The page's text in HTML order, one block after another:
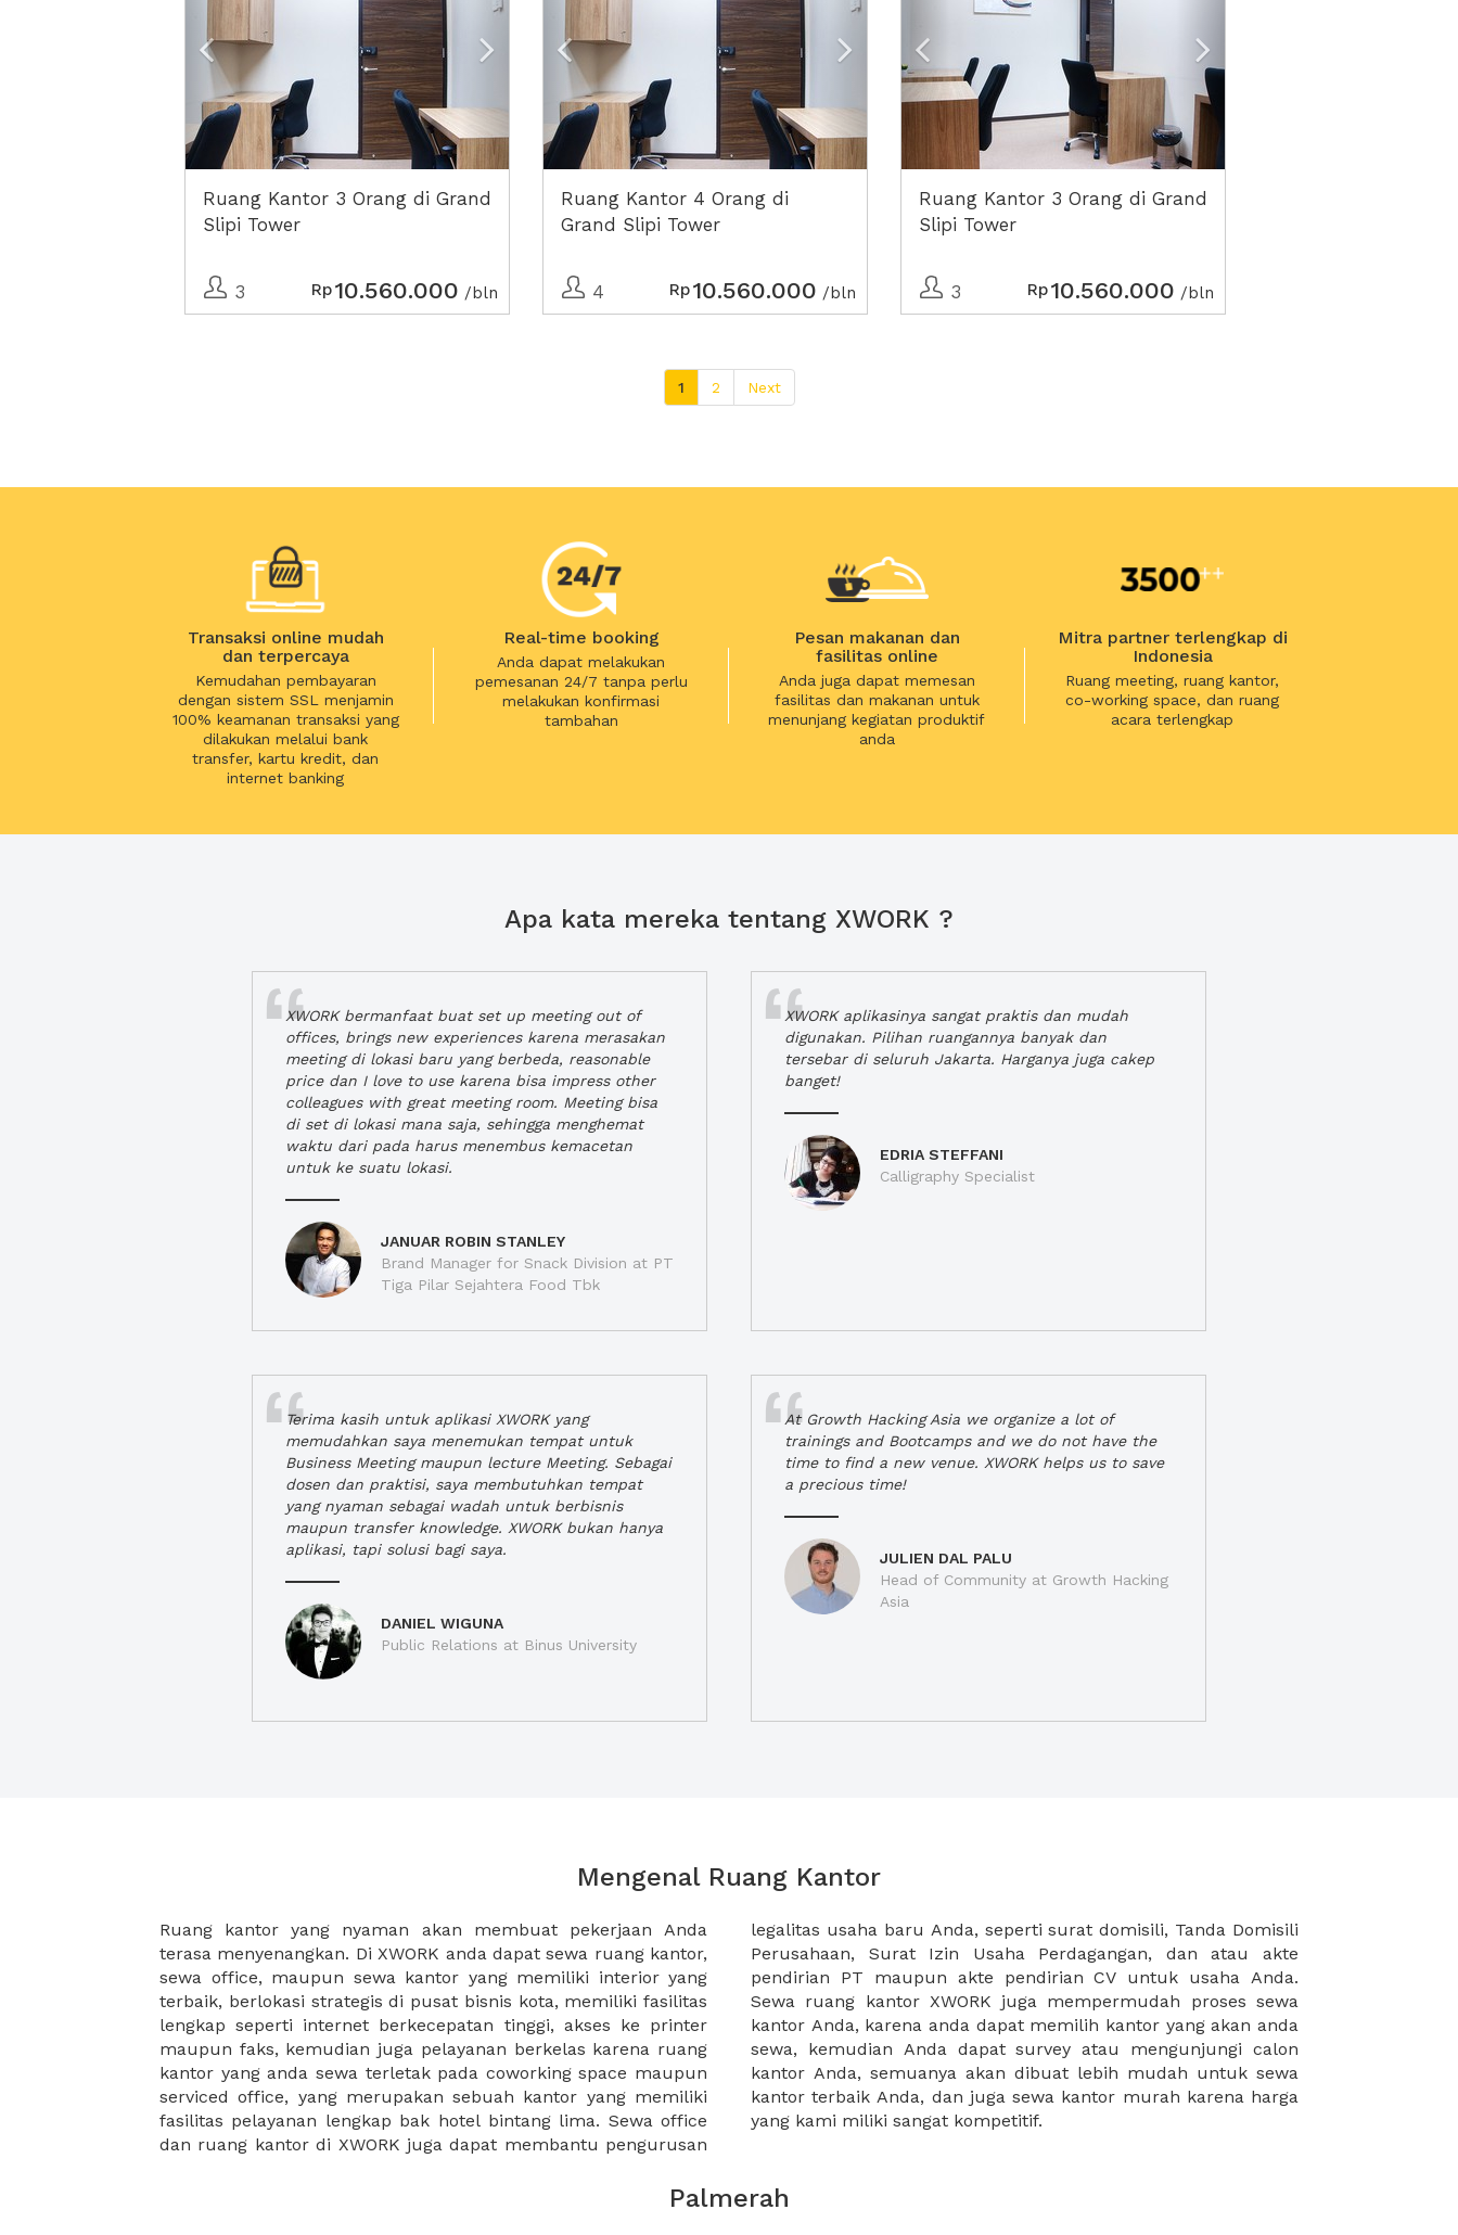
Ruang Kantor 3 Orang di Grand
Slipi Tower
3 Rp10.560.000 /bln
Ruang Kantor 4 Orang di
Grand Slipi Tower
4 Rp10.560.000 /bln
Ruang Kantor 3 Orang di Grand
Slipi Tower
3 Rp10.560.000 /bln
1 2 Next
Transaksi online mudah
dan terpercaya
Kemudahan pembayaran
dengan sistem SSL menjamin
100% keamanan transaksi yang
dilakukan melalui bank
transfer, kartu kredit, dan
internet banking
Real-time booking
Anda dapat melakukan
pemesanan 24/7 tanpa perlu
melakukan konfirmasi
tambahan
Pesan makanan dan
fasilitas online
Anda juga dapat memesan
fasilitas dan makanan untuk
menunjang kegiatan produktif
anda
Mitra partner terlengkap di
Indonesia
Ruang meeting, ruang kantor,
co-working space, dan ruang
acara terlengkap
Apa kata mereka tentang XWORK ?
XWORK bermanfaat buat set up meeting out of
offices, brings new experiences karena merasakan
meeting di lokasi baru yang berbeda, reasonable
price dan I love to use karena bisa impress other
colleagues with great meeting room. Meeting bisa
di set di lokasi mana saja, sehingga menghemat
waktu dari pada harus menembus kemacetan
untuk ke suatu lokasi.
JANUAR ROBIN STANLEY
Brand Manager for Snack Division at PT
Tiga Pilar Sejahtera Food Tbk
XWORK aplikasinya sangat praktis dan mudah
digunakan. Pilihan ruangannya banyak dan
tersebar di seluruh Jakarta. Harganya juga cakep
banget!
EDRIA STEFFANI
Calligraphy Specialist
Terima kasih untuk aplikasi XWORK yang
memudahkan saya menemukan tempat untuk
Business Meeting maupun lecture Meeting. Sebagai
dosen dan praktisi, saya membutuhkan tempat
yang nyaman sebagai wadah untuk berbisnis
maupun transfer knowledge. XWORK bukan hanya
aplikasi, tapi solusi bagi saya.
DANIEL WIGUNA
Public Relations at Binus University
At Growth Hacking Asia we organize a lot of
trainings and Bootcamps and we do not have the
time to find a new venue. XWORK helps us to save
a precious time!
JULIEN DAL PALU
Head of Community at Growth Hacking
Asia
Mengenal Ruang Kantor
Ruang kantor yang nyaman akan membuat pekerjaan Anda
terasa menyenangkan. Di XWORK anda dapat sewa ruang kantor,
sewa office, maupun sewa kantor yang memiliki interior yang
terbaik, berlokasi strategis di pusat bisnis kota, memiliki fasilitas
lengkap seperti internet berkecepatan tinggi, akses ke printer
maupun faks, kemudian juga pelayanan berkelas karena ruang
kantor yang anda sewa terletak pada coworking space maupun
serviced office, yang merupakan sebuah kantor yang memiliki
fasilitas pelayanan lengkap bak hotel bintang lima. Sewa office
dan ruang kantor di XWORK juga dapat membantu pengurusan
legalitas usaha baru Anda, seperti surat domisili, Tanda Domisili
Perusahaan, Surat Izin Usaha Perdagangan, dan atau akte
pendirian PT maupun akte pendirian CV untuk usaha Anda.
Sewa ruang kantor XWORK juga mempermudah proses sewa
kantor Anda, karena anda dapat memilih kantor yang akan anda
sewa, kemudian Anda dapat survey atau mengunjungi calon
kantor Anda, semuanya akan dibuat lebih mudah untuk sewa
kantor terbaik Anda, dan juga sewa kantor murah karena harga
yang kami miliki sangat kompetitif.
Palmerah